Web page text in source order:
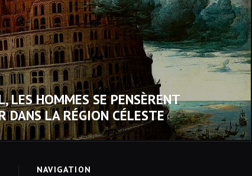
LES HOMMES SE PENSÈRENT
DANS LA RÉGION CÉLESTE
NAVIGATION